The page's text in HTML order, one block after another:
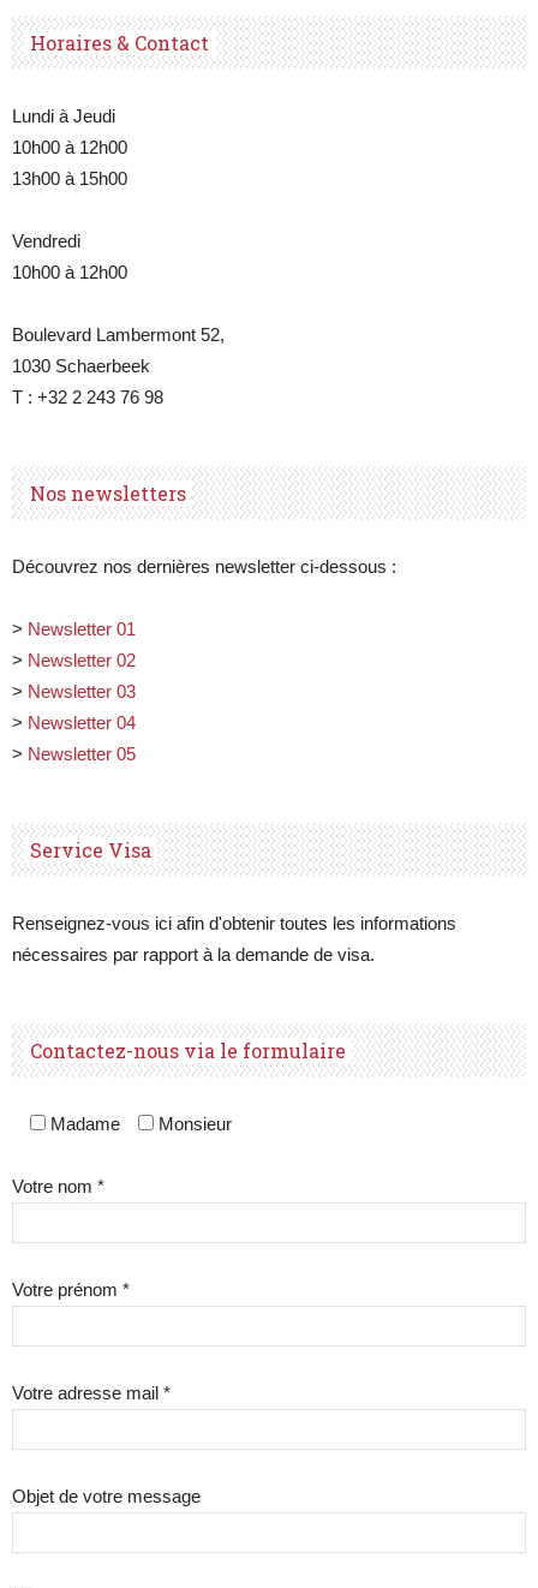
Horaires & Contact
Lundi à Jeudi
10h00 à 12h00
13h00 à 15h00
Vendredi
10h00 à 12h00
Boulevard Lambermont 52,
1030 Schaerbeek
T : +32 2 243 76 98
Nos newsletters
Découvrez nos dernières newsletter ci-dessous :
> Newsletter 01
> Newsletter 02
> Newsletter 03
> Newsletter 04
> Newsletter 05
Service Visa
Renseignez-vous ici afin d'obtenir toutes les informations
nécessaires par rapport à la demande de visa.
Contactez-nous via le formulaire
Madame Monsieur
Votre nom *
Votre prénom *
Votre adresse mail *
Objet de votre message